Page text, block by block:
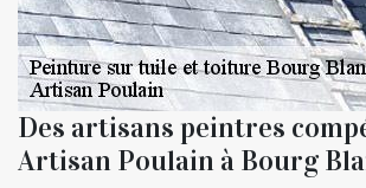
Des artisans peintres
Artisan Poulain à Bourg